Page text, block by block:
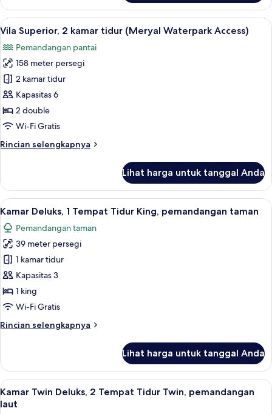
Kamar
Deluks,
1
Tempat
Tidur
King,
pemandangan
laut
Lihat
semua
foto
untuk
Vila
Superior,
2
kamar
(Meryal
Vila Superior, 2 kamar tidur (Meryal
10
Vila Superior, 2 kamar tidur (Meryal Waterpark Access)
Pemandangan pantai
158 meter persegi
2 kamar tidur
Kapasitas 6
2 double
Wi-Fi Gratis
Rincian selengkapnya
Rincian
Vila
Superior,
2
tidur
(Meryal
Waterpark
Access)
Lihat harga untuk tanggal Anda
Lihat
semua
foto
untuk
Kamar
Deluks,
1
Tempat
King,
Kamar Deluks, 1 Tempat Tidur King,
9
Kamar Deluks, 1 Tempat Tidur King, pemandangan taman
Pemandangan taman
39 meter persegi
1 kamar tidur
Kapasitas 3
1 king
Wi-Fi Gratis
Rincian selengkapnya
Rincian
Kamar
Deluks,
1
Tempat
Lihat harga untuk tanggal Anda
Lihat
semua
Kamar Twin Deluks, 2 Tempat Tidur
12
Kamar Twin Deluks, 2 Tempat Tidur Twin, pemandangan
laut